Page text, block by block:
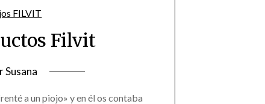
Filvit
Susana
a un piojo» y en él os contaba